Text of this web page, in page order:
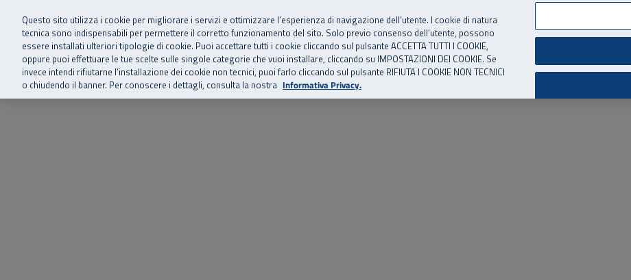
Vai al menu principale
Vai al contenuto principale
Vai al Footer 06
SuperAbile - il Contact Center Inail per il mondo della disabilità
Home Chi siamo Storie, news ed eventi Risorse utili Supporto
Questo sito utilizza i cookie per migliorare i servizi e ottimizzare l’esperienza di navigazione dell’utente. I cookie di natura
tecnica sono indispensabili per permettere il corretto funzionamento del sito. Solo previo consenso dell’utente, possono
essere installati ulteriori tipologie di cookie. Puoi accettare tutti i cookie cliccando sul pulsante ACCETTA TUTTI I COOKIE,
oppure puoi effettuare le tue scelte sulle singole categorie che vuoi installare, cliccando su IMPOSTAZIONI DEI COOKIE. Se
invece intendi rifiutarne l’installazione dei cookie non tecnici, puoi farlo cliccando sul pulsante RIFIUTA I COOKIE NON TECNICI
o chiudendo il banner. Per conoscere i dettagli, consulta la nostra Informativa Privacy.